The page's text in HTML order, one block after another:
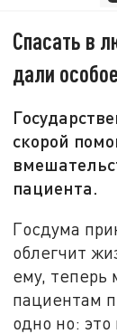
Спасать в
дали
скорой
пациента.
Госдума
облегчит
ему, теперь
пациентам
одно но: это